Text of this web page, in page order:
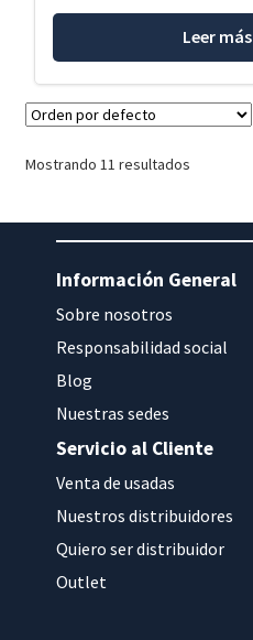
Leer más
Mostrando 11 resultados
Información General
Sobre nosotros
Responsabilidad social
Blog
Nuestras sedes
Servicio al Cliente
Venta de usadas
Nuestros distribuidores
Quiero ser distribuidor
Outlet